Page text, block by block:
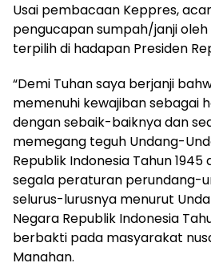
Usai pembacaan Keppres,
pengucapan sumpah/janji oleh
terpilih di hadapan Presiden
“Demi Tuhan saya berjanji
memenuhi kewajiban sebagai
dengan sebaik-baiknya dan
memegang teguh Undang-
Republik Indonesia Tahun
segala peraturan perundang-
selurus-lurusnya menurut
Negara Republik Indonesia
berbakti pada masyarakat
Manahan.